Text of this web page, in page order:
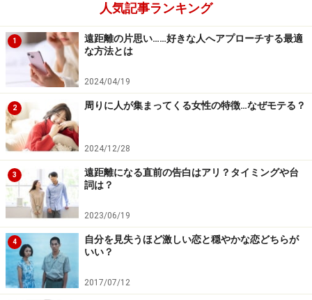
人気記事ランキング
1
遠距離の片思い……好きな人へアプローチする最適
な方法とは
2024/04/19
2 周りに人が集まってくる女性の特徴…なぜモテる？
2024/12/28
3
遠距離になる直前の告白はアリ？タイミングや台
詞は？
2023/06/19
4
自分を見失うほど激しい恋と穏やかな恋どちらが
いい？
2017/07/12